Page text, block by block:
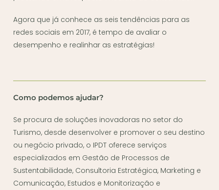
Agora que já conhece as seis tendências para as
redes sociais em 2017, é tempo de avaliar o
desempenho e realinhar as estratégias!
Como podemos ajudar?
Se procura de soluções inovadoras no setor do
Turismo, desde desenvolver e promover o seu destino
ou negócio privado, o IPDT oferece serviços
especializados em Gestão de Processos de
Sustentabilidade, Consultoria Estratégica, Marketing e
Comunicação, Estudos e Monitorização e